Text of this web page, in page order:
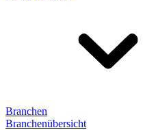
Branchen
Branchenübersicht